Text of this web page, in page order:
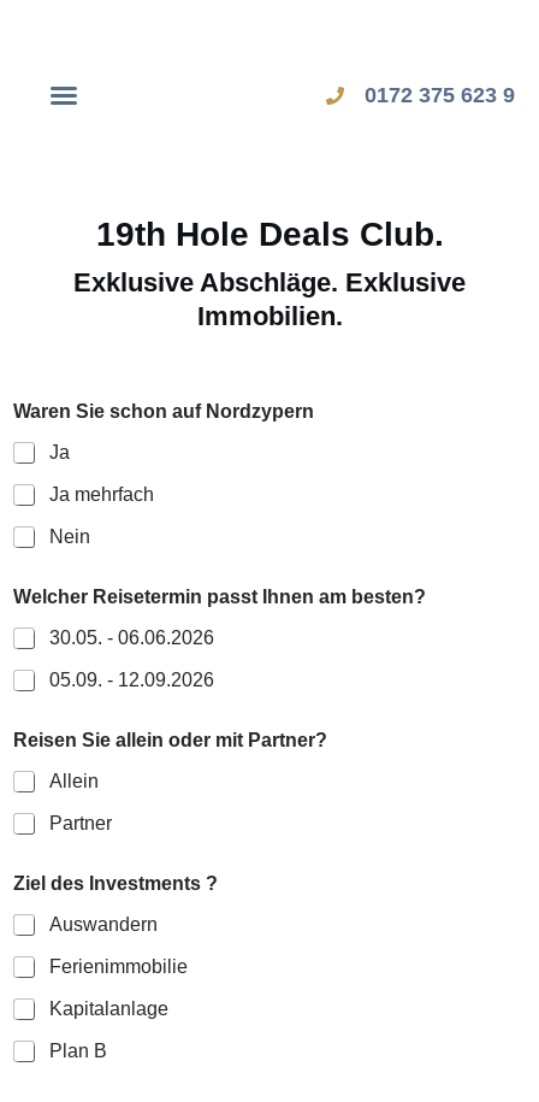
0172 375 623 9
19th Hole Deals Club.
Exklusive Abschläge. Exklusive
Immobilien.
Waren Sie schon auf Nordzypern
Ja
Ja mehrfach
Nein
i
e
?
I
n
e
e
t
a
Welcher Reisetermin passt Ihnen am besten?
30.05. - 06.06.2026
05.09. - 12.09.2026
Reisen Sie allein oder mit Partner?
Allein
Partner
Ziel des Investments ?
Auswandern
Ferienimmobilie
Kapitalanlage
Plan B